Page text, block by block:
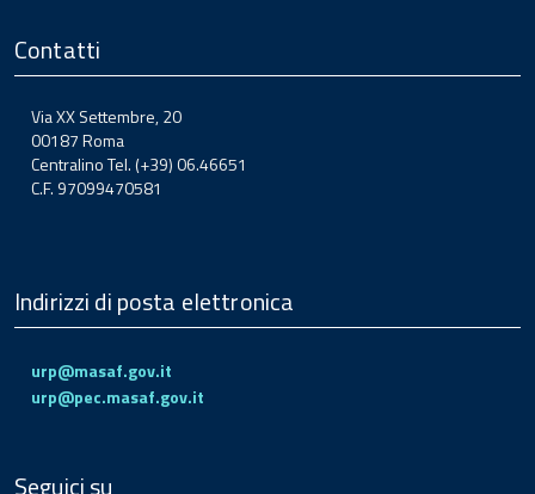
Contatti
Via XX Settembre, 20
00187 Roma
Centralino Tel. (+39) 06.46651
C.F. 97099470581
Indirizzi di posta elettronica
urp@masaf.gov.it
urp@pec.masaf.gov.it
Seguici su